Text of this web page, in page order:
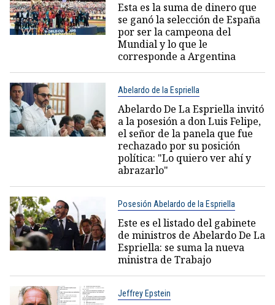
Esta es la suma de dinero que
se ganó la selección de España
por ser la campeona del
Mundial y lo que le
corresponde a Argentina
Abelardo de la Espriella
Abelardo De La Espriella invitó
a la posesión a don Luis Felipe,
el señor de la panela que fue
rechazado por su posición
política: "Lo quiero ver ahí y
abrazarlo"
Posesión Abelardo de la Espriella
Este es el listado del gabinete
de ministros de Abelardo De La
Espriella: se suma la nueva
ministra de Trabajo
Jeffrey Epstein